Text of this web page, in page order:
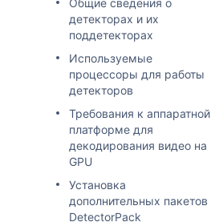
детекторах и их
поддетекторах
Используемые
процессоры для работы
детекторов
Требования к аппаратной
платформе для
декодирования видео на
GPU
Установка
дополнительных пакетов
DetectorPack